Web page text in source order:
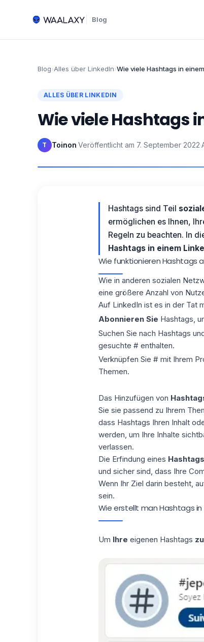
Blog
Blog›Alles über LinkedIn›Wie viele Hashtags in
ALLES ÜBER LINKEDIN
Wie viele Hashtags
T Toinon·Veröffentlicht am 7. September 2022·
Hashtags sind Teil
ermöglichen es Ihnen,
Regeln zu beachten. In
Hashtags in einem
Wie funktionieren Hashtags
Wie in anderen sozialen
eine größere Anzahl von
Auf LinkedIn ist es in der Tat
Abonnieren Sie Hashtags,
Suchen Sie nach Hashtags
gesuchte # enthalten.
Verknüpfen Sie # mit Ihrem
Themen.
Das Hinzufügen von
Sie sie passend zu Ihrem
dass Hashtags Ihren Inhalt
werden, um Ihre Inhalte
verlassen.
Die Erfindung eines Hashtags
und sicher sind, dass Ihre
Wenn Ihr Ziel darin besteht,
sein.
Wie erstellt man Hashtags in
Um Ihre eigenen Hashtags